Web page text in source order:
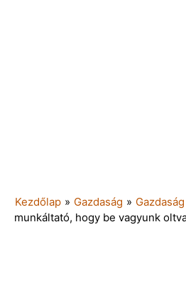
Kezdőlap » Gazdaság » Gazdaság
munkáltató, hogy be vagyunk